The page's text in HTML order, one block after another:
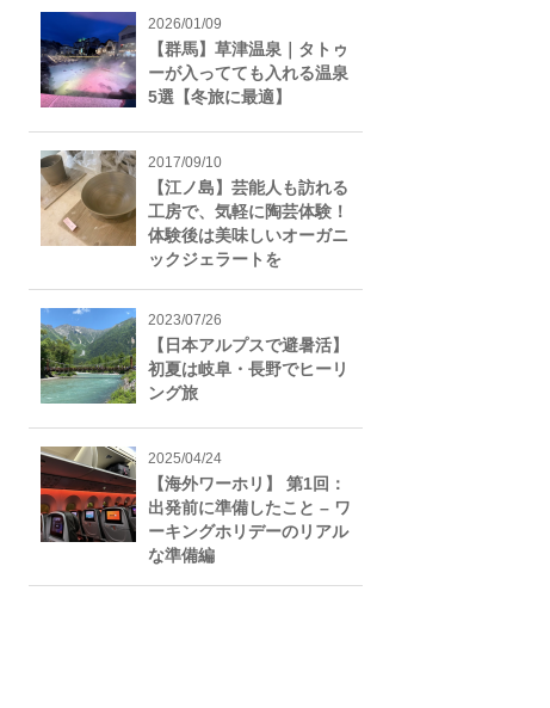
2026/01/09
【群馬】草津温泉｜タトゥ
ーが入ってても入れる温泉
5選【冬旅に最適】
2017/09/10
【江ノ島】芸能人も訪れる
工房で、気軽に陶芸体験！
体験後は美味しいオーガニ
ックジェラートを
2023/07/26
【日本アルプスで避暑活】
初夏は岐阜・長野でヒーリ
ング旅
2025/04/24
【海外ワーホリ】 第1回：
出発前に準備したこと – ワ
ーキングホリデーのリアル
な準備編